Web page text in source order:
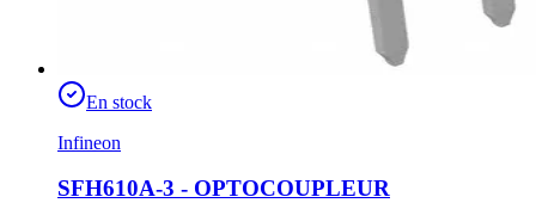
En stock
Infineon
SFH610A-3 - OPTOCOUPLEUR